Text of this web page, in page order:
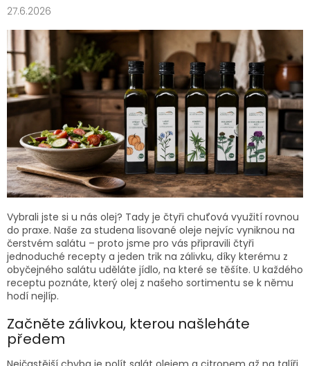
27.6.2026
Vybrali jste si u nás olej? Tady je čtyři chuťová využití rovnou
do praxe. Naše za studena lisované oleje nejvíc vyniknou na
čerstvém salátu – proto jsme pro vás připravili čtyři
jednoduché recepty a jeden trik na zálivku, díky kterému z
obyčejného salátu uděláte jídlo, na které se těšíte. U každého
receptu poznáte, který olej z našeho sortimentu se k němu
hodí nejlíp.
Začněte zálivkou, kterou našleháte
předem